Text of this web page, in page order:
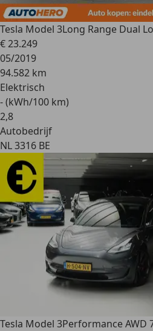
Tesla Model 3Long Range Dual
€ 23.249
05/2019
94.582 km
Elektrisch
- (kWh/100 km)
2,8
Autobedrijf
NL 3316 BE
Tesla Model 3Performance AWD